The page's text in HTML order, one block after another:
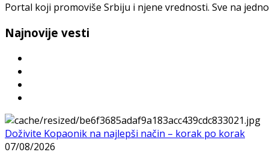
Portal koji promoviše Srbiju i njene vrednosti. Sve na
Najnovije vesti
Doživite Kopaonik na najlepši način – korak po korak
07/08/2026